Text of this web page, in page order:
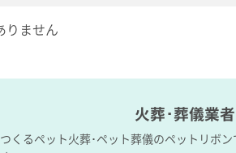
りません
火葬･葬儀業
くるペット火葬･ペット葬儀のペットリボ